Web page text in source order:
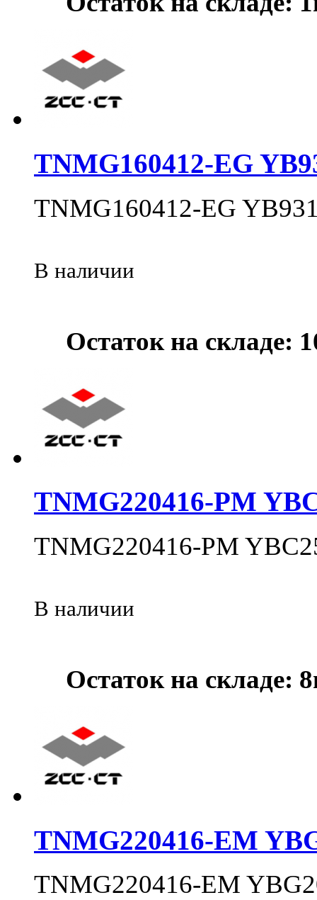
TNMG160412-EG
TNMG160412-EG
В наличии
Остаток на складе:
TNMG220416-PM
TNMG220416-PM
В наличии
Остаток на складе:
TNMG220416-EM
TNMG220416-EM